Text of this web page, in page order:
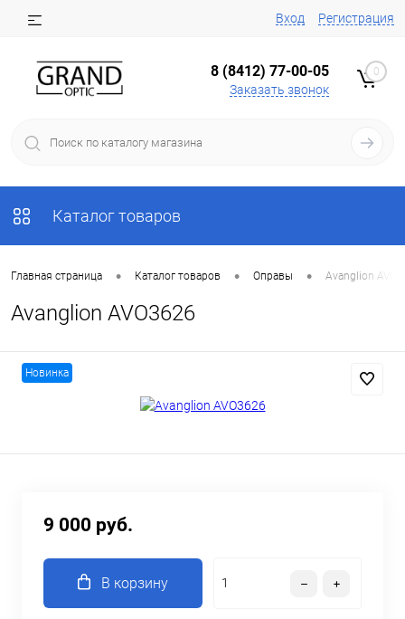
Вход Регистрация
8 (8412) 77-00-05
Заказать звонок
0
Каталог товаров
Главная страница • Каталог товаров • Оправы • Avanglion
Avanglion AVO3626
Новинка
9 000 руб.
В корзину